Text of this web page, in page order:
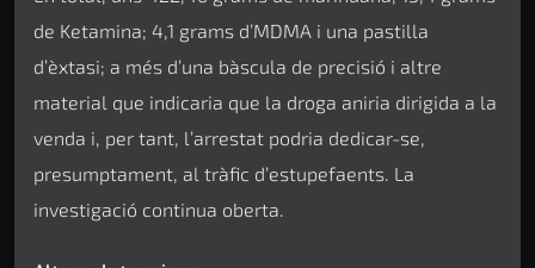
de Ketamina; 4,1 grams d’MDMA i una pastilla
d’èxtasi; a més d’una bàscula de precisió i altre
material que indicaria que la droga aniria dirigida a la
venda i, per tant, l’arrestat podria dedicar-se,
presumptament, al tràfic d’estupefaents. La
investigació continua oberta.